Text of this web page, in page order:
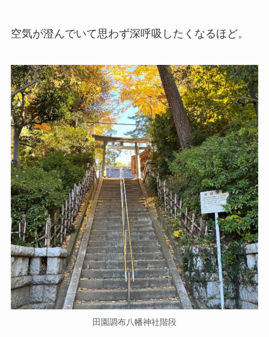
空気が澄んでいて思わず深呼吸したくなるほど。
田園調布八幡神社階段